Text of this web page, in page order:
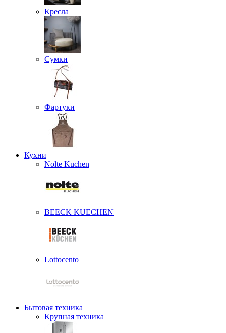
Кресла
Сумки
Фартуки
Кухни
Nolte Kuchen
BEECK KUECHEN
Lottocento
Бытовая техника
Крупная техника